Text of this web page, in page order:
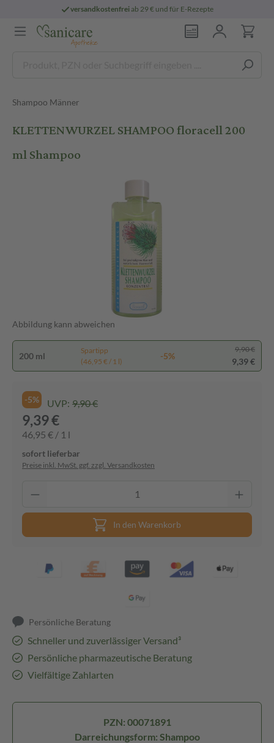
versandkostenfreiab 29 € und für E-Rezepte
Shampoo Männer
KLETTENWURZEL SHAMPOO floracell 200
ml Shampoo
Abbildung kann abweichen
200 ml
Spartipp
(46,95 € / 1 l)
-5%
9,90 €
9,39 €
-5% UVP: 9,90 €
9,39 €
46,95 € / 1 l
sofort lieferbar
Preise inkl. MwSt. ggf. zzgl. Versandkosten
In den Warenkorb
Persönliche Beratung
Schneller und zuverlässiger Versand³
Persönliche pharmazeutische Beratung
Vielfältige Zahlarten
PZN: 00071891
Darreichungsform: Shampoo